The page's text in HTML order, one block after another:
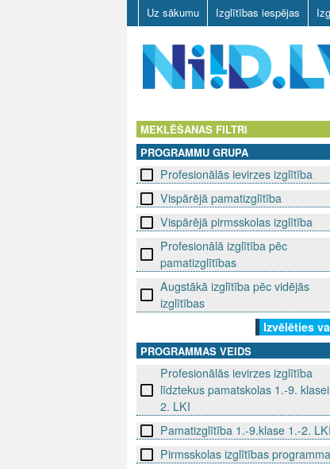
Uz sākumu Izglītības iespējas
D
MEKLĒŠANAS FILTRI
PROGRAMMU GRUPA
Profesionālās ievirzes izglītība
Vispārējā pamatizglītība
Vispārējā pirmsskolas izglītība
Profesionālā izglītība pēc
pamatizglītības
Augstākā izglītība pēc vidējās
izglītības
Izvēlēties
PROGRAMMAS VEIDS
Profesionālās ievirzes izglītība
līdztekus pamatskolas 1.-9.
2. LKI
Pamatizglītība 1.-9.klase 1.-2. LKI
Pirmsskolas izglītības programma